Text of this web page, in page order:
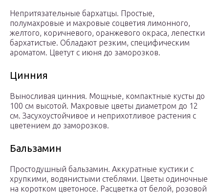
Непритязательные бархатцы. Простые,
полумахровые и махровые соцветия лимонного,
желтого, коричневого, оранжевого окраса, лепестки
бархатистые. Обладают резким, специфическим
ароматом. Цветут с июня до заморозков.
Цинния
Выносливая цинния. Мощные, компактные кусты до
100 см высотой. Махровые цветы диаметром до 12
см. Засухоустойчивое и неприхотливое растения с
цветением до заморозков.
Бальзамин
Простодушный бальзамин. Аккуратные кустики с
хрупкими, водянистыми стеблями. Цветы одиночные
на коротком цветоносе. Расцветка от белой, розовой